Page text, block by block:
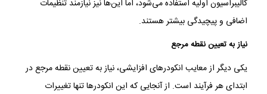
کالیبراسیون اولیه استفاده می‌شود، اما این‌ها نیز نیازمند تنظیمات
اضافی و پیچیدگی بیشتر هستند.
نیاز به تعیین نقطه مرجع
یکی دیگر از معایب انکودرهای افزایشی، نیاز به تعیین نقطه مرجع در
ابتدای هر فرآیند است. از آنجایی که این انکودرها تنها تغییرات